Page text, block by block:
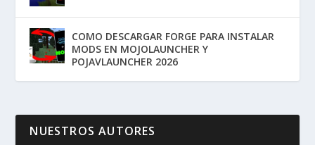
COMO DESCARGAR FORGE PARA INSTALAR
MODS EN MOJOLAUNCHER Y
POJAVLAUNCHER 2026
NUESTROS AUTORES